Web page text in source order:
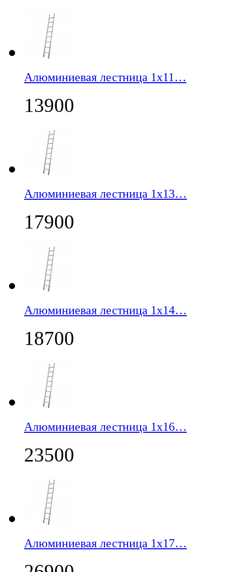
Алюминиевая лестница 1х11…
13900
Алюминиевая лестница 1х13…
17900
Алюминиевая лестница 1х14…
18700
Алюминиевая лестница 1х16…
23500
Алюминиевая лестница 1х17…